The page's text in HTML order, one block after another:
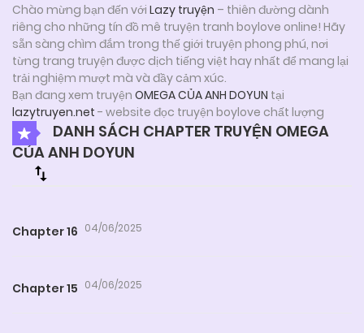
Chào mừng bạn đến với Lazy truyện – thiên đường dành
riêng cho những tín đồ mê truyện tranh boylove online! Hãy
sẵn sàng chìm đắm trong thế giới truyện phong phú, nơi
từng trang truyện được dịch tiếng việt hay nhất để mang lại
trải nghiệm mượt mà và đầy cảm xúc.
Bạn đang xem truyện OMEGA CỦA ANH DOYUN tại
lazytruyen.net - website đọc truyện boylove chất lượng
DANH SÁCH CHAPTER TRUYỆN OMEGA
CỦA ANH DOYUN
Chapter 16 04/06/2025
Chapter 15 04/06/2025